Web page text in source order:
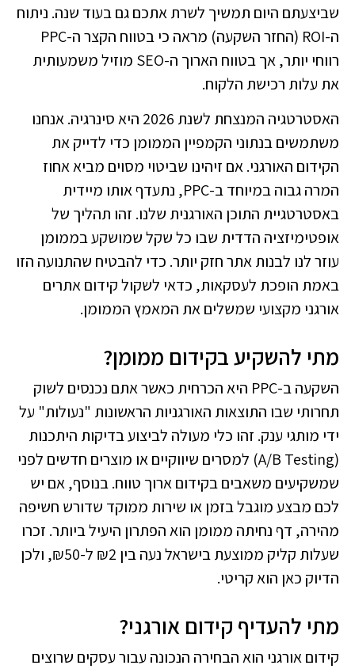
שביצעתם היום תמשיך לשרת אתכם גם בעוד שנה. ניתוח
ה-ROI (החזר השקעה) מראה כי בטווח הקצר ה-PPC
רווחי יותר, אך בטווח הארוך ה-SEO מוזיל משמעותית
את עלות רכישת הלקוח.
האסטרטגיה המנצחת לשנת 2026 היא סינרגיה. אנחנו
משתמשים בנתוני הקמפיין הממומן כדי לדייק את
הקידום האורגני. אם זיהינו שביטוי מסוים מביא אחוז
המרה גבוה במיוחד ב-PPC, נתעדף אותו מיידית
באסטרטגיית התוכן האורגנית שלנו. זהו תהליך של
אופטימיזציה הדדית שבו כל שקל שמושקע בממומן
עוזר לנו לבנות אתר חזק יותר. כדי להבטיח שהתנועה הזו
באמת הופכת לעסקאות, כדאי לשקולקידום אתרים
אורגני מקצועי שמשלים את המאמץ הממומן.
מתי להשקיע בקידום ממומן?
השקעה ב-PPC היא הכרחית כאשר אתם נכנסים לשוק
תחרותי שבו התוצאות האורגניות הראשונות "נעולות" על
ידי מותגי ענק. זהו כלי מעולה לביצוע בדיקות היתכנות
(A/B Testing) למסרים שיווקיים או מוצרים חדשים לפני
שמשקיעים משאבים בקידום ארוך טווח. בנוסף, אם יש
לכם מבצע מוגבל בזמן או שירות ממוקד שדורש חשיפה
מהירה, דף נחיתה ממומן הוא הפתרון היעיל ביותר. זכרו
שעלות קליק ממוצעת בישראל נעה בין ₪2 ל-₪50, ולכן
הדיוק כאן הוא קריטי.
מתי להעדיף קידום אורגני?
קידום אורגני הוא הבחירה הנכונה עבור עסקים שרוצים